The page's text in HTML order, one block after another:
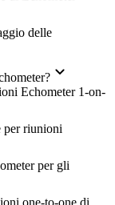
delle
Echometer 1-on-
per riunioni
per gli